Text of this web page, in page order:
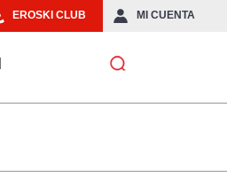
EROSKI CLUB MI CUENTA